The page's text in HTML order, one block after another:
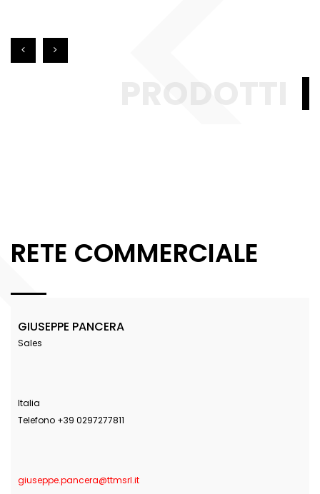
RETE COMMERCIALE
GIUSEPPE PANCERA
Sales
Italia
Telefono +39 0297277811
giuseppe.pancera@ttmsrl.it